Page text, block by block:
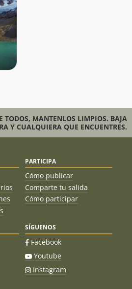
TODOS, MANTENLOS LIMPIOS. BAJA
Y CUALQUIERA QUE ENCUENTRES.
PARTICIPA
Cómo publicar
Comparte tu salida
Cómo participar
SÍGUENOS
Facebook
Youtube
Instagram